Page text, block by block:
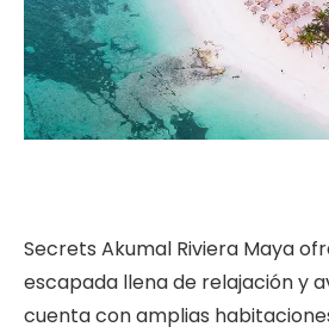
Secrets Akumal Riviera Maya
escapada llena de relajación y
cuenta con amplias